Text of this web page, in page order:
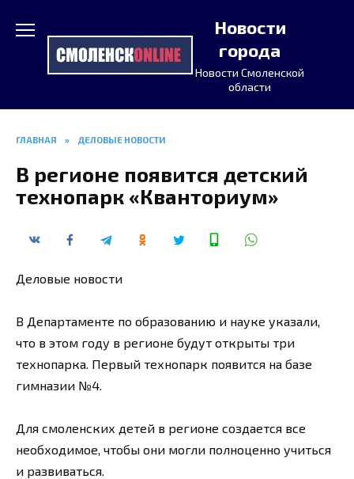
содержанию
Новости
города
Новости Смоленской
области
ГЛАВНАЯ » ДЕЛОВЫЕ НОВОСТИ
В регионе появится детский
технопарк «Кванториум»
Деловые новости
В Департаменте по образованию и науке указали,
что в этом году в регионе будут открыты три
технопарка. Первый технопарк появится на базе
гимназии №4.
Для смоленских детей в регионе создается все
необходимое, чтобы они могли полноценно учиться
и развиваться.